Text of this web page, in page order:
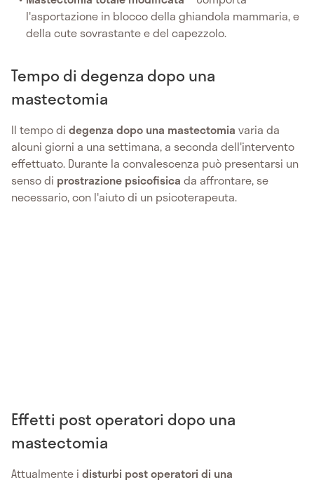
l'asportazione in blocco della ghiandola mammaria, e
della cute sovrastante e del capezzolo.
Tempo di degenza dopo una
mastectomia
Il tempo di degenza dopo una mastectomia varia da
alcuni giorni a una settimana, a seconda dell'intervento
effettuato. Durante la convalescenza può presentarsi un
senso di prostrazione psicofisica da affrontare, se
necessario, con l'aiuto di un psicoterapeuta.
Effetti post operatori dopo una
mastectomia
Attualmente i disturbi post operatori di una